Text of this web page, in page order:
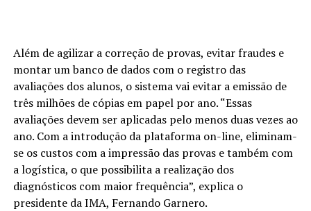
Além de agilizar a correção de provas, evitar fraudes e
montar um banco de dados com o registro das
avaliações dos alunos, o sistema vai evitar a emissão de
três milhões de cópias em papel por ano. “Essas
avaliações devem ser aplicadas pelo menos duas vezes ao
ano. Com a introdução da plataforma on-line, eliminam-
se os custos com a impressão das provas e também com
a logística, o que possibilita a realização dos
diagnósticos com maior frequência”, explica o
presidente da IMA, Fernando Garnero.